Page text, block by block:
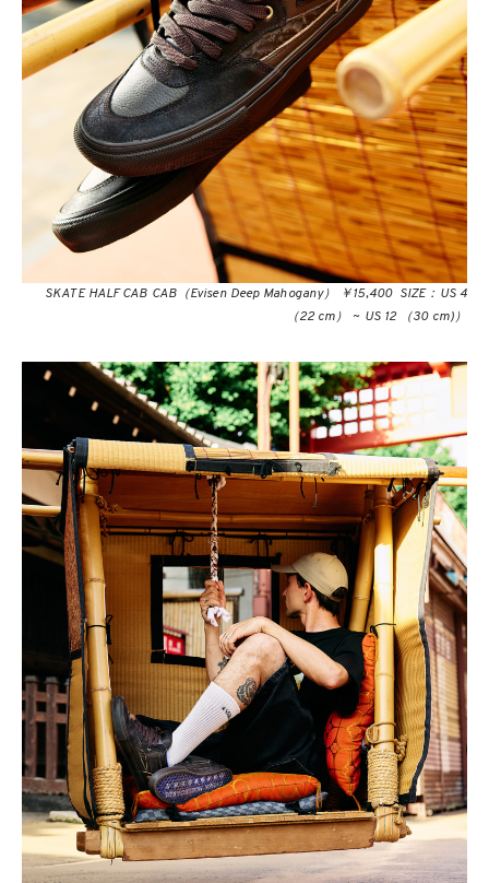
SKATE HALF CAB CAB（Evisen Deep Mahogany） ￥15,400 SIZE：US 4
（22 cm） ~ US 12 （30 cm)）